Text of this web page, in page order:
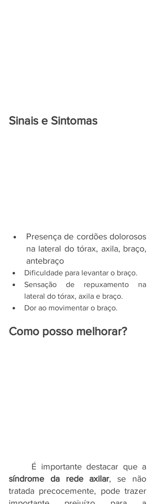
Sinais e Sintomas
Presença de cordões dolorosos
na lateral do tórax, axila, braço,
antebraço
Dificuldade para levantar o braço.
Sensação de repuxamento na
lateral do tórax, axila e braço.
Dor ao movimentar o braço.
Como posso melhorar?
síndrome da rede axilar, se não
tratada precocemente, pode trazer